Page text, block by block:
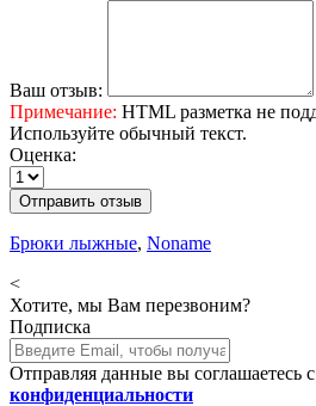
Ваш отзыв:
Примечание: HTML разметка не
Используйте обычный текст.
Оценка:
Отправить отзыв
Брюки лыжные, Noname
<
Хотите, мы Вам перезвоним?
Подписка
Отправляя данные вы соглашаетесь с
конфиденциальности